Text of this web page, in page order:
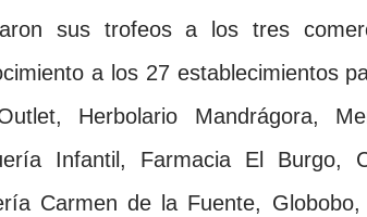
sus trofeos a los tres
a los 27 establecimientos
Herbolario Mandrágora,
Infantil, Farmacia El Burgo,
Carmen de la Fuente,